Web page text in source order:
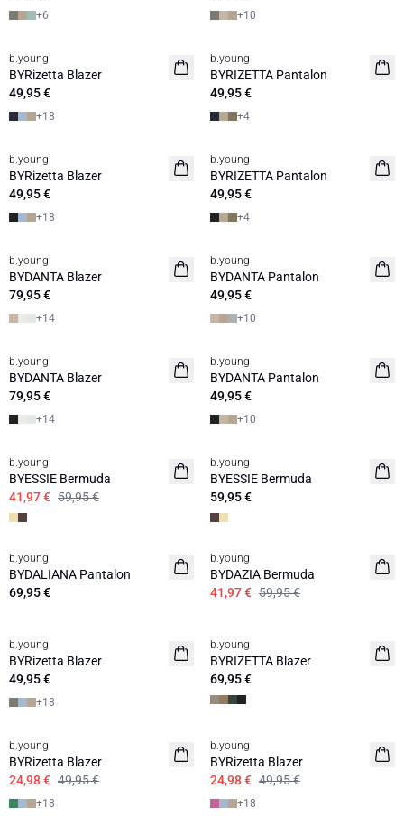
+6 +10
b.young
BYRizetta Blazer
49,95 €
+18
b.young
BYRIZETTA Pantalon
49,95 €
+4
b.young
BYRizetta Blazer
49,95 €
+18
b.young
BYRIZETTA Pantalon
49,95 €
+4
b.young
BYDANTA Blazer
79,95 €
+14
b.young
BYDANTA Pantalon
49,95 €
+10
b.young
BYDANTA Blazer
79,95 €
+14
b.young
BYDANTA Pantalon
49,95 €
+10
b.young
BYESSIE Bermuda
41,97 € 59,95 €
b.young
BYESSIE Bermuda
59,95 €
b.young
BYDALIANA Pantalon
69,95 €
30%
b.young
BYDAZIA Bermuda
41,97 € 59,95 €
b.young
BYRizetta Blazer
49,95 €
+18
b.young
BYRIZETTA Blazer
69,95 €
b.young
BYRizetta Blazer
24,98 € 49,95 €
+18
b.young
BYRizetta Blazer
24,98 € 49,95 €
+18